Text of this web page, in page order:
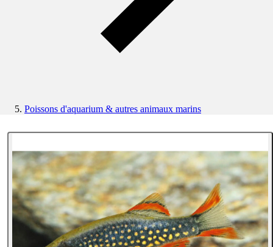
Poissons d'aquarium & autres animaux marins